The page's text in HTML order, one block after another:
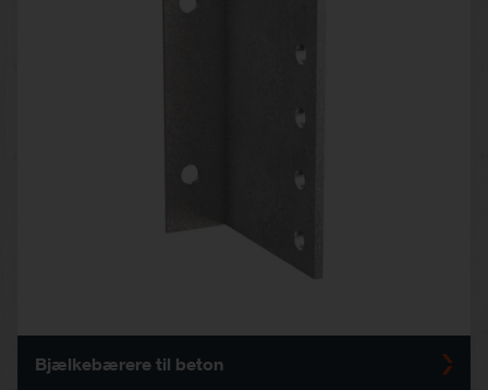
Bjælkebærere til beton